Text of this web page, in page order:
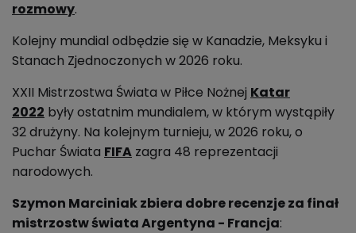
rozmowy.
Kolejny mundial odbędzie się w Kanadzie, Meksyku i
Stanach Zjednoczonych w 2026 roku.
XXII Mistrzostwa Świata w Piłce Nożnej Katar
2022 byłyostatnim mundialem, w którym wystąpiły
32 drużyny. Na kolejnym turnieju, w 2026 roku, o
Puchar Świata FIFA zagra 48 reprezentacji
narodowych.
Szymon Marciniak zbiera dobre recenzje za finał
mistrzostw świata Argentyna - Francja: